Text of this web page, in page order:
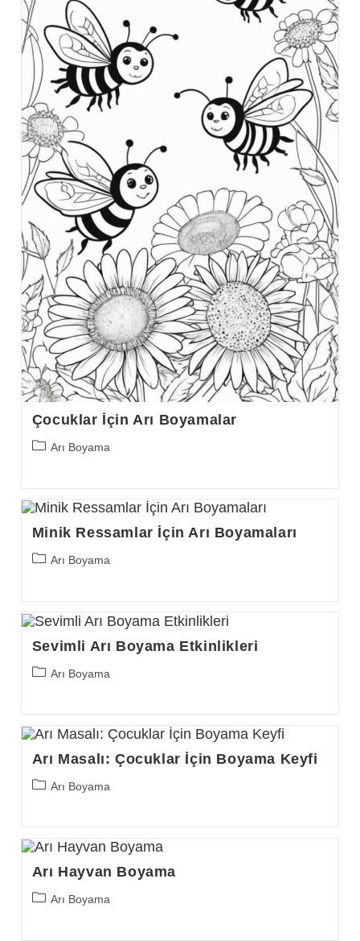
Çocuklar İçin Arı Boyamalar
PostArı Boyama
Minik Ressamlar İçin Arı Boyamaları
PostArı Boyama
Sevimli Arı Boyama Etkinlikleri
PostArı Boyama
Arı Masalı: Çocuklar İçin Boyama Keyfi
PostArı Boyama
Arı Hayvan Boyama
PostArı Boyama